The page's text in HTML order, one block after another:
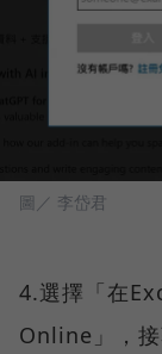
圖／ 李岱君
4.選擇「在
Online」，